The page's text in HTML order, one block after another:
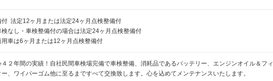
付 法定12ヶ月または法定24ヶ月点検整備付
なし・車検整備付の場合は法定24ヶ月点検整備付
車は6ヶ月または12ヶ月点検整備付
４２年間の実績！自社民間車検場完備で車検整備、消耗品であるバッテリー、エンジンオイル＆フィ
ー、ワイパーゴム他に至るまですべて交換致します。心を込めてメンテナンスいたします。